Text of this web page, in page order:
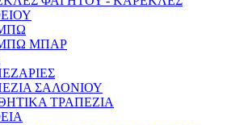
ΜΠΑΡ
ΣΑΛΟΝΙΟΥ
ΤΡΑΠΕΖΙΑ